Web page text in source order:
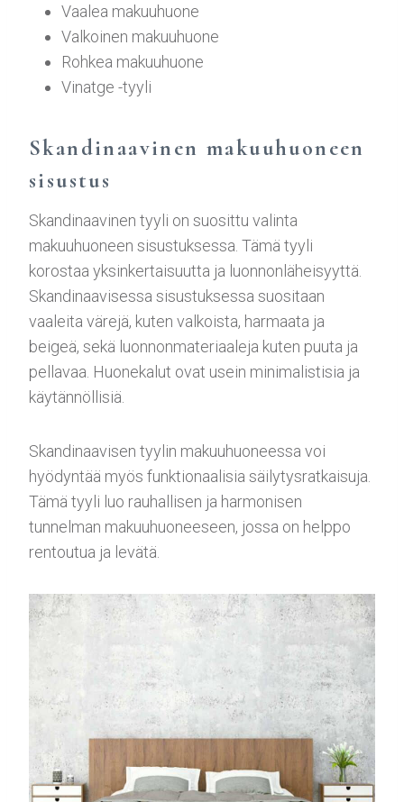
Vaalea makuuhuone
Valkoinen makuuhuone
Rohkea makuuhuone
Vinatge -tyyli
Skandinaavinen makuuhuoneen
sisustus
Skandinaavinen tyyli on suosittu valinta
makuuhuoneen sisustuksessa. Tämä tyyli
korostaa yksinkertaisuutta ja luonnonläheisyyttä.
Skandinaavisessa sisustuksessa suositaan
vaaleita värejä, kuten valkoista, harmaata ja
beigeä, sekä luonnonmateriaaleja kuten puuta ja
pellavaa. Huonekalut ovat usein minimalistisia ja
käytännöllisiä.
Skandinaavisen tyylin makuuhuoneessa voi
hyödyntää myös funktionaalisia säilytysratkaisuja.
Tämä tyyli luo rauhallisen ja harmonisen
tunnelman makuuhuoneeseen, jossa on helppo
rentoutua ja levätä.